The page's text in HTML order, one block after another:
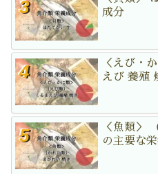
成分
＜えび・
えび 養殖
＜魚類＞
の主要な